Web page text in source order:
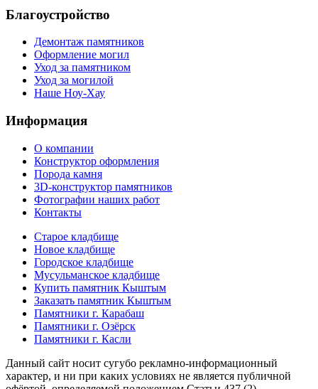
Благоустройство
Демонтаж памятников
Оформление могил
Уход за памятником
Уход за могилой
Наше Ноу-Хау
Информация
О компании
Конструктор оформления
Порода камня
3D-конструктор памятников
Фотографии наших работ
Контакты
Старое кладбище
Новое кладбище
Городское кладбище
Мусульманское кладбище
Купить памятник Кыштым
Заказать памятник Кыштым
Памятники г. Карабаш
Памятники г. Озёрск
Памятники г. Касли
Данный сайт носит сугубо рекламно-информационный
характер, и ни при каких условиях не является публичной